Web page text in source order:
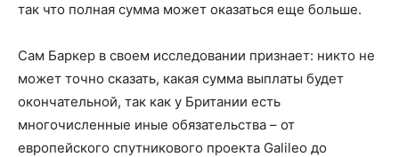
так что полная сумма может оказаться еще больше.
Сам Баркер в своем исследовании признает: никто не
может точно сказать, какая сумма выплаты будет
окончательной, так как у Британии есть
многочисленные иные обязательства – от
европейского спутникового проекта Galileo до